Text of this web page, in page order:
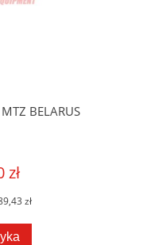
BELARUS
zł
zł